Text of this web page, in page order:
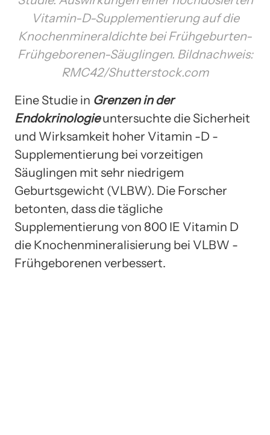
Vitamin-D-Supplementierung auf die
Knochenmineraldichte bei Frühgeburten-
Frühgeborenen-Säuglingen. Bildnachweis:
RMC42/Shutterstock.com
Eine Studie in Grenzen in der
Endokrinologie untersuchte die Sicherheit
und Wirksamkeit hoher Vitamin -D -
Supplementierung bei vorzeitigen
Säuglingen mit sehr niedrigem
Geburtsgewicht (VLBW). Die Forscher
betonten, dass die tägliche
Supplementierung von 800 IE Vitamin D
die Knochenmineralisierung bei VLBW -
Frühgeborenen verbessert.